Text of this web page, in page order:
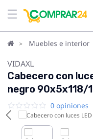
Muebles e interior
VIDAXL
Cabecero con
negro 90x5x118/
0 opiniones